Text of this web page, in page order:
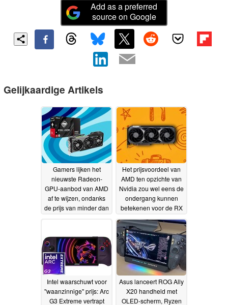
Add as a preferred
source on Google
Gelijkaardige Artikels
Gamers lijken het
nieuwste Radeon-
GPU-aanbod van AMD
af te wijzen, ondanks
de prijs van minder dan
Het prijsvoordeel van
AMD ten opzichte van
Nvidia zou wel eens de
ondergang kunnen
betekenen voor de RX
vermeende RTX 50
Super-killer van Team
Red17-06-2026
Intel waarschuwt voor
"waanzinnige" prijs: Arc
G3 Extreme vertrapt
Asus lanceert ROG Ally
X20 handheld met
OLED-scherm, Ryzen